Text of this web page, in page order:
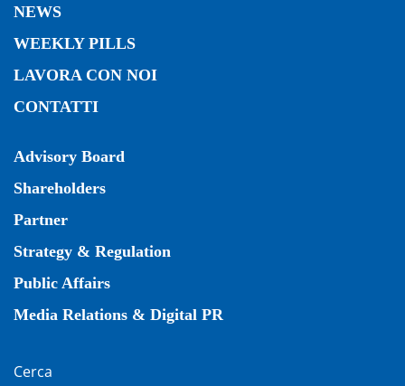
NEWS
WEEKLY PILLS
LAVORA CON NOI
CONTATTI
Advisory Board
Shareholders
Partner
Strategy & Regulation
Public Affairs
Media Relations & Digital PR